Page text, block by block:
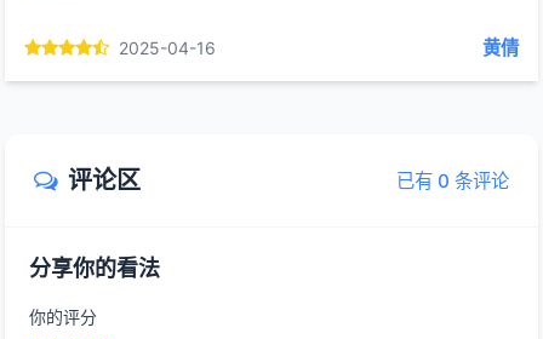
2025-04-16 黄倩
评论区 已有 0 条评论
分享你的看法
你的评分